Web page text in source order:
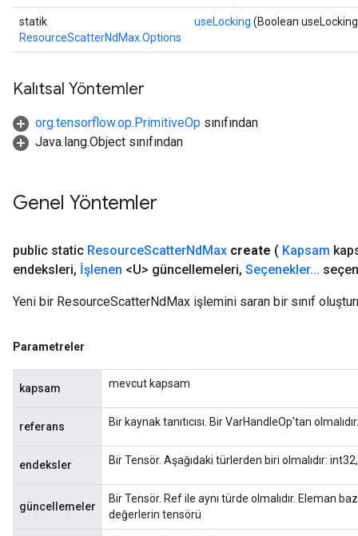
statik
ResourceScatterNdMax.Options
useLocking (Boolean
Kalıtsal Yöntemler
org.tensorflow.op.PrimitiveOp sınıfından
Java.lang.Object sınıfından
Genel Yöntemler
public static ResourceScatterNdMax create ( Kapsam
endeksleri, İşlenen <U> güncellemeleri, Seçenekler...
Yeni bir ResourceScatterNdMax işlemini saran bir sınıf
Parametreler
kapsam mevcut kapsam
referans Bir kaynak tanıtıcısı. Bir VarHandleOp'tan olmalıdır.
endeksler Bir Tensör. Aşağıdaki türlerden biri olmalıdır:
güncellemeler
Bir Tensör. Ref ile aynı türde olmalıdır. Eleman
değerlerin tensörü